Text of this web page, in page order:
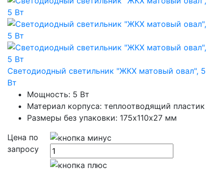
Светодиодный светильник "ЖКХ матовый овал", 5
Вт
Мощность: 5 Вт
Материал корпуса: теплоотводящий пластик
Размеры без упаковки: 175х110х27 мм
Цена по
запросу